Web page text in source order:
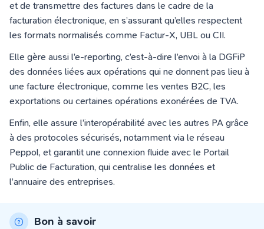
et de transmettre des factures dans le cadre de la
facturation électronique, en s’assurant qu’elles respectent
les formats normalisés comme Factur-X, UBL ou CII.
Elle gère aussi l’e-reporting, c’est-à-dire l’envoi à la DGFiP
des données liées aux opérations qui ne donnent pas lieu à
une facture électronique, comme les ventes B2C, les
exportations ou certaines opérations exonérées de TVA.
Enfin, elle assure l’interopérabilité avec les autres PA grâce
à des protocoles sécurisés, notamment via le réseau
Peppol, et garantit une connexion fluide avec le Portail
Public de Facturation, qui centralise les données et
l’annuaire des entreprises.
Bon à savoir